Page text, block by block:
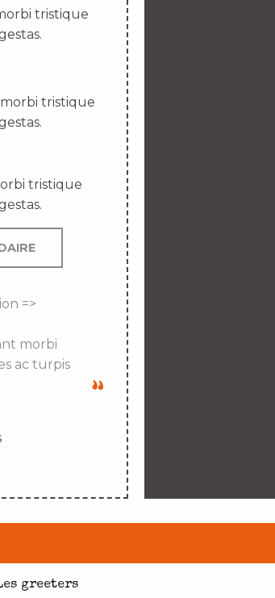
tristique
tristique
tristique
=>
morbi
ac turpis
greeters